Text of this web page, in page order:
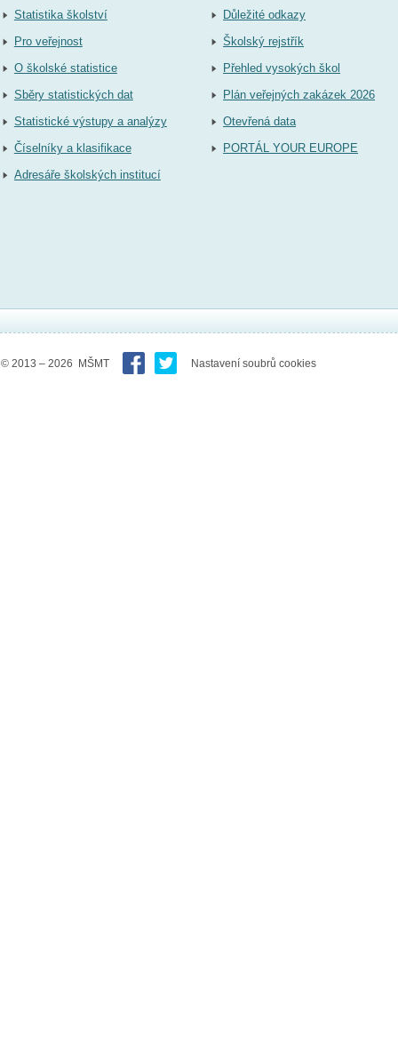
Statistika školství
Pro veřejnost
O školské statistice
Sběry statistických dat
Statistické výstupy a analýzy
Číselníky a klasifikace
Adresáře školských institucí
Důležité odkazy
Školský rejstřík
Přehled vysokých škol
Plán veřejných zakázek 2026
Otevřená data
PORTÁL YOUR EUROPE
© 2013 – 2026 MŠMT Nastavení soubrů cookies